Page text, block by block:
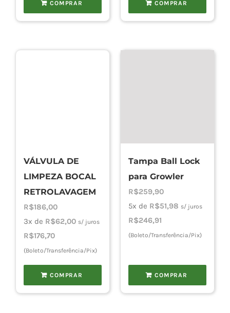
COMPRAR COMPRAR
VÁLVULA DE
LIMPEZA BOCAL
RETROLAVAGEM
R$186,00
3x de R$62,00 s/ juros
R$176,70
(Boleto/Transferência/Pix)
COMPRAR
Tampa Ball Lock
para Growler
R$259,90
5x de R$51,98 s/ juros
R$246,91
(Boleto/Transferência/Pix)
COMPRAR